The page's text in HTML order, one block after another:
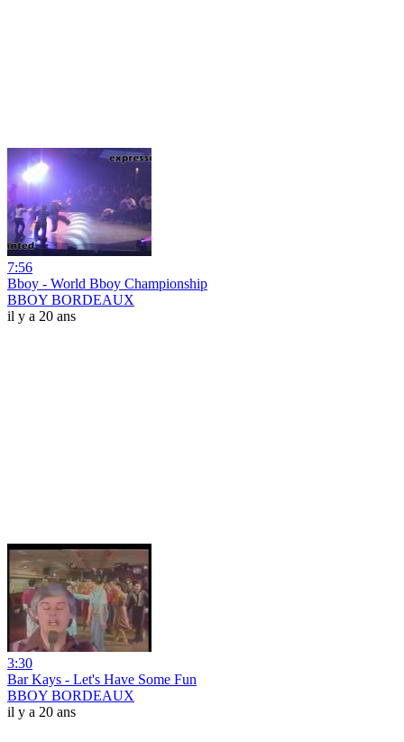
7:56
Bboy - World Bboy Championship
BBOY BORDEAUX
il y a 20 ans
3:30
Bar Kays - Let's Have Some Fun
BBOY BORDEAUX
il y a 20 ans